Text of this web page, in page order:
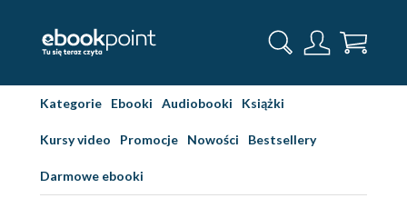
Kategorie Ebooki Audiobooki Książki
Kursy video Promocje Nowości Bestsellery
Darmowe ebooki